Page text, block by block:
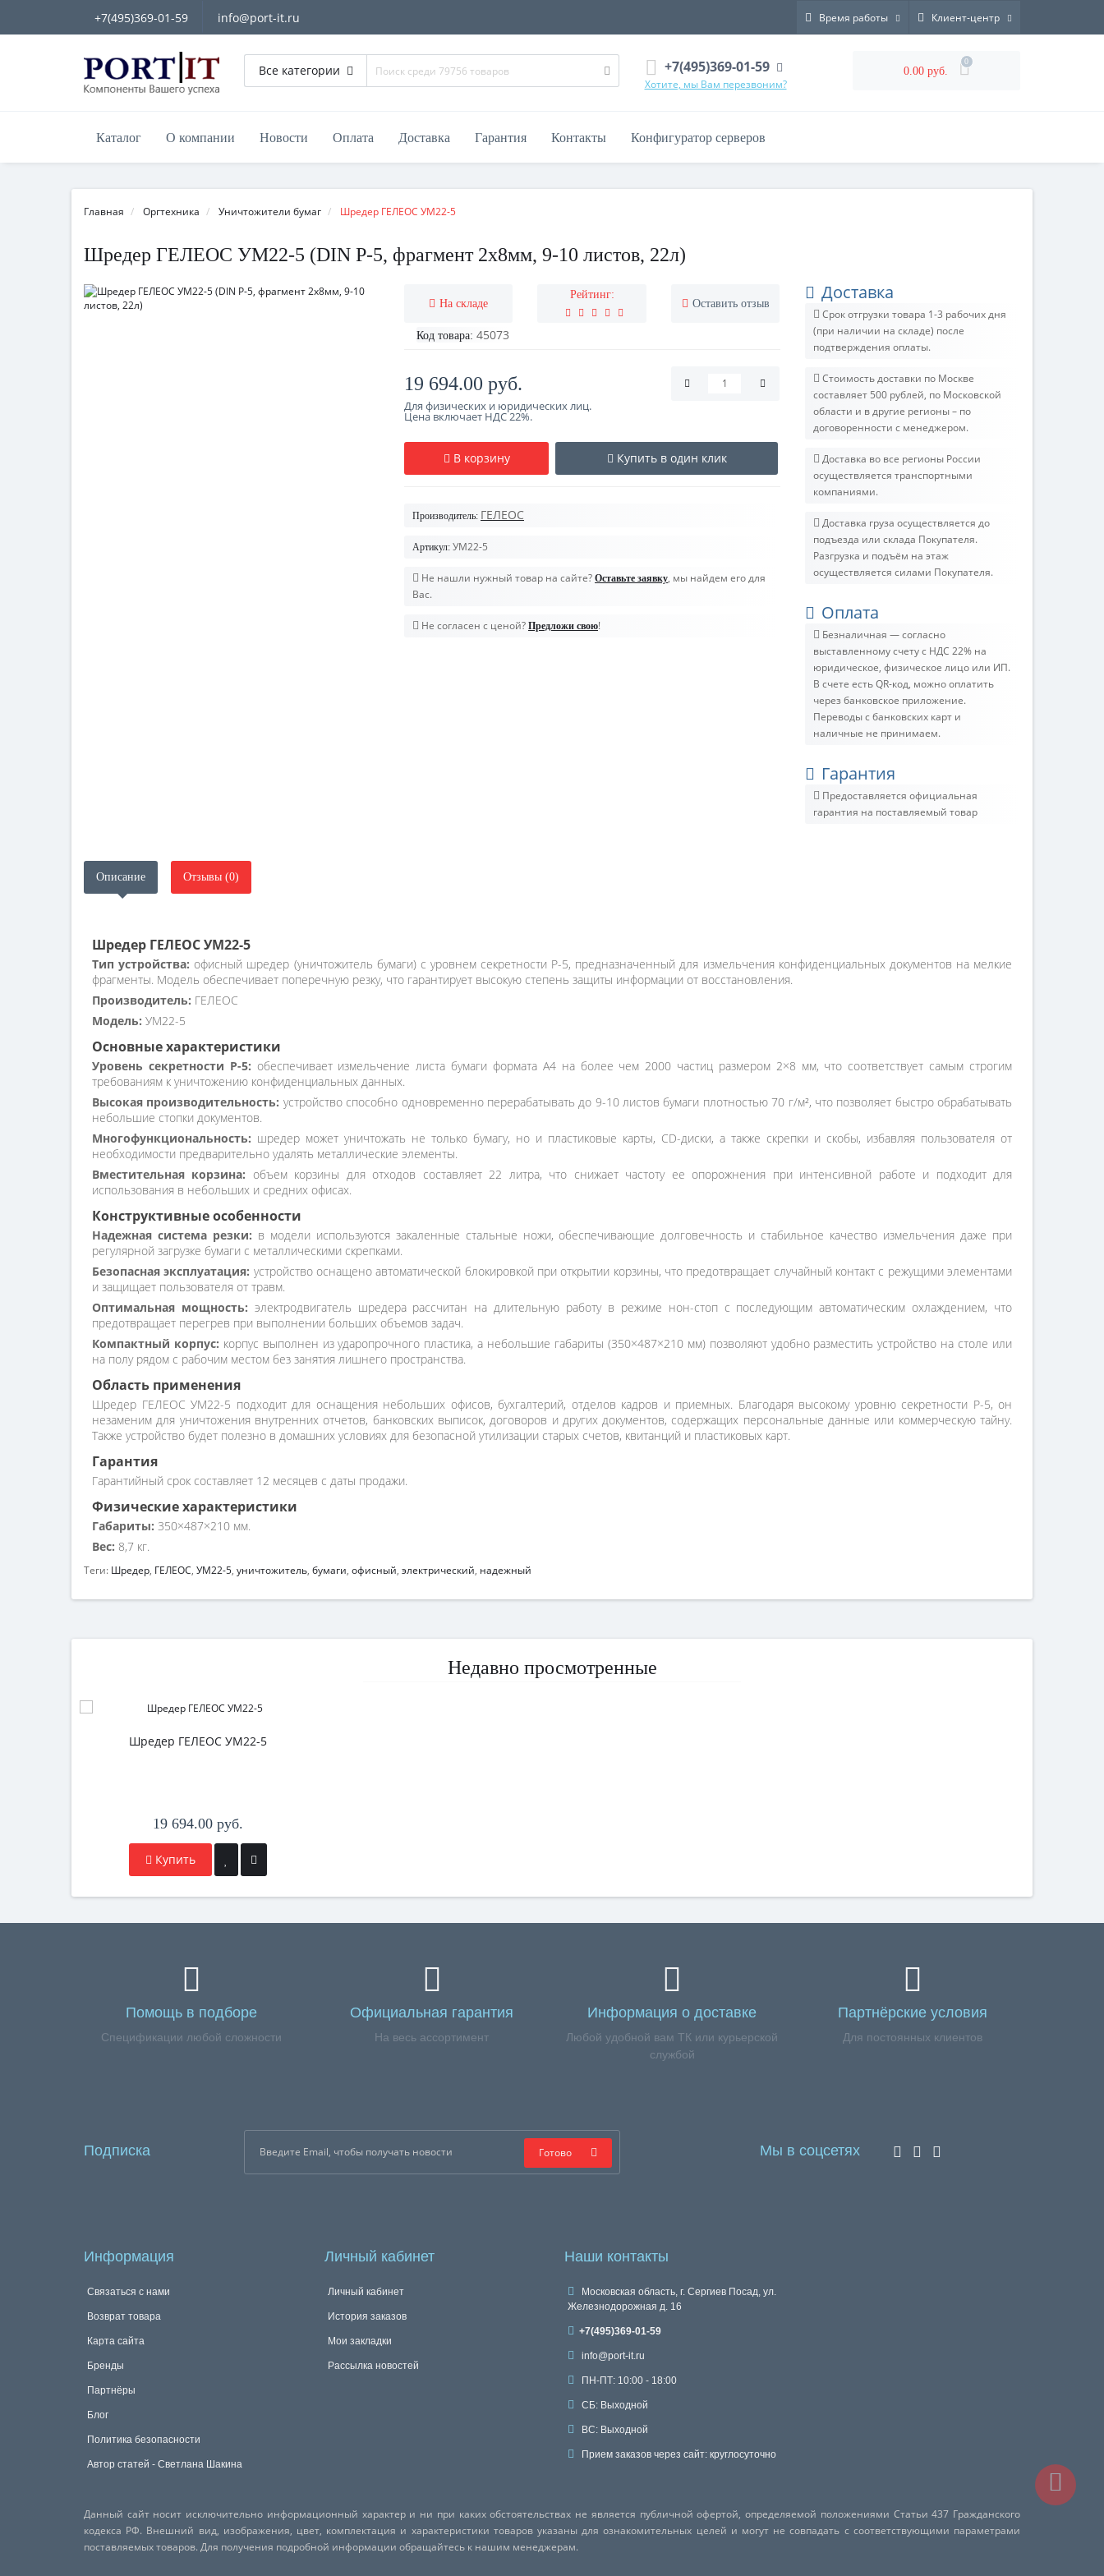
+7(495)369-01-59 info@port-it.ru Время работы Клиент-центр
Все категории +7(495)369-01-59
Хотите, мы Вам перезвоним?
0.00 руб.
0
Каталог О компании Новости Оплата Доставка Гарантия Контакты Конфигуратор серверов
Главная Оргтехника Уничтожители бумаг Шредер ГЕЛЕОС УМ22-5
Шредер ГЕЛЕОС УМ22-5 (DIN P-5, фрагмент 2х8мм, 9-10 листов, 22л)
На складе
Рейтинг:
Оставить отзыв
Код товара: 45073
19 694.00 руб.
Для физических и юридических лиц.
Цена включает НДС 22%.
В корзину Купить в один клик
Производитель: ГЕЛЕОС
Артикул: УМ22-5
Не нашли нужный товар на сайте? Оставьте заявку, мы найдем его для
Вас.
Не согласен с ценой? Предложи свою!
Доставка
Срок отгрузки товара 1-3 рабочих дня
(при наличии на складе) после
подтверждения оплаты.
Стоимость доставки по Москве
составляет 500 рублей, по Московской
области и в другие регионы – по
договоренности с менеджером.
Доставка во все регионы России
осуществляется транспортными
компаниями.
Доставка груза осуществляется до
подъезда или склада Покупателя.
Разгрузка и подъём на этаж
осуществляется силами Покупателя.
Оплата
Безналичная — согласно
выставленному счету c НДС 22% на
юридическое, физическое лицо или ИП.
В счете есть QR-код, можно оплатить
через банковское приложение.
Переводы с банковских карт и
наличные не принимаем.
Гарантия
Предоставляется официальная
гарантия на поставляемый товар
Описание Отзывы (0)
Шредер ГЕЛЕОС УМ22-5
Тип устройства: офисный шредер (уничтожитель бумаги) с уровнем секретности P-5, предназначенный для измельчения конфиденциальных документов на мелкие
фрагменты. Модель обеспечивает поперечную резку, что гарантирует высокую степень защиты информации от восстановления.
Производитель: ГЕЛЕОС
Модель: УМ22-5
Основные характеристики
Уровень секретности P-5: обеспечивает измельчение листа бумаги формата А4 на более чем 2000 частиц размером 2×8 мм, что соответствует самым строгим
требованиям к уничтожению конфиденциальных данных.
Высокая производительность: устройство способно одновременно перерабатывать до 9-10 листов бумаги плотностью 70 г/м², что позволяет быстро обрабатывать
небольшие стопки документов.
Многофункциональность: шредер может уничтожать не только бумагу, но и пластиковые карты, CD-диски, а также скрепки и скобы, избавляя пользователя от
необходимости предварительно удалять металлические элементы.
Вместительная корзина: объем корзины для отходов составляет 22 литра, что снижает частоту ее опорожнения при интенсивной работе и подходит для
использования в небольших и средних офисах.
Конструктивные особенности
Надежная система резки: в модели используются закаленные стальные ножи, обеспечивающие долговечность и стабильное качество измельчения даже при
регулярной загрузке бумаги с металлическими скрепками.
Безопасная эксплуатация: устройство оснащено автоматической блокировкой при открытии корзины, что предотвращает случайный контакт с режущими элементами
и защищает пользователя от травм.
Оптимальная мощность: электродвигатель шредера рассчитан на длительную работу в режиме нон-стоп с последующим автоматическим охлаждением, что
предотвращает перегрев при выполнении больших объемов задач.
Компактный корпус: корпус выполнен из ударопрочного пластика, а небольшие габариты (350×487×210 мм) позволяют удобно разместить устройство на столе или
на полу рядом с рабочим местом без занятия лишнего пространства.
Область применения
Шредер ГЕЛЕОС УМ22-5 подходит для оснащения небольших офисов, бухгалтерий, отделов кадров и приемных. Благодаря высокому уровню секретности P-5, он
незаменим для уничтожения внутренних отчетов, банковских выписок, договоров и других документов, содержащих персональные данные или коммерческую тайну.
Также устройство будет полезно в домашних условиях для безопасной утилизации старых счетов, квитанций и пластиковых карт.
Гарантия
Гарантийный срок составляет 12 месяцев с даты продажи.
Физические характеристики
Габариты: 350×487×210 мм.
Вес: 8,7 кг.
Теги: Шредер, ГЕЛЕОС, УМ22-5, уничтожитель, бумаги, офисный, электрический, надежный
Недавно просмотренные
Шредер ГЕЛЕОС УМ22-5
19 694.00 руб.
Купить
Помощь в подборе
Спецификации любой сложности
Официальная гарантия
На весь ассортимент
Информация о доставке
Любой удобной вам ТК или курьерской
службой
Партнёрские условия
Для постоянных клиентов
Подписка Готово Мы в соцсетях
Информация
Связаться с нами
Возврат товара
Карта сайта
Бренды
Партнёры
Блог
Политика безопасности
Автор статей - Светлана Шакина
Личный кабинет
Личный кабинет
История заказов
Мои закладки
Рассылка новостей
Наши контакты
Московская область, г. Сергиев Посад, ул.
Железнодорожная д. 16
+7(495)369-01-59
info@port-it.ru
ПН-ПТ: 10:00 - 18:00
СБ: Выходной
ВС: Выходной
Прием заказов через сайт: круглосуточно
Данный сайт носит исключительно информационный характер и ни при каких обстоятельствах не является публичной офертой, определяемой положениями Статьи 437 Гражданского
кодекса РФ. Внешний вид, изображения, цвет, комплектация и характеристики товаров указаны для ознакомительных целей и могут не совпадать с соответствующими параметрами
поставляемых товаров. Для получения подробной информации обращайтесь к нашим менеджерам.